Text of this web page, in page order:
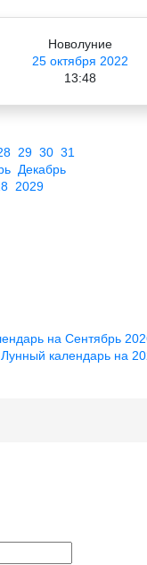
Новолуние
25 октября 2022
13:48
29 30 31
Декабрь
2029
на Сентябрь
Лунный календарь на